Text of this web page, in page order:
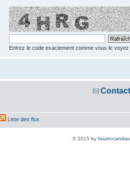
Entrez le code exactement comme vous le
Contact
Liste des flux
© 2015 by forum-